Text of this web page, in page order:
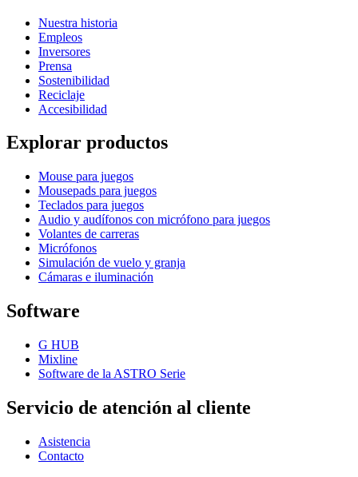
Nuestra historia
Empleos
Inversores
Prensa
Sostenibilidad
Reciclaje
Accesibilidad
Explorar productos
Mouse para juegos
Mousepads para juegos
Teclados para juegos
Audio y audífonos con micrófono para juegos
Volantes de carreras
Micrófonos
Simulación de vuelo y granja
Cámaras e iluminación
Software
G HUB
Mixline
Software de la ASTRO Serie
Servicio de atención al cliente
Asistencia
Contacto